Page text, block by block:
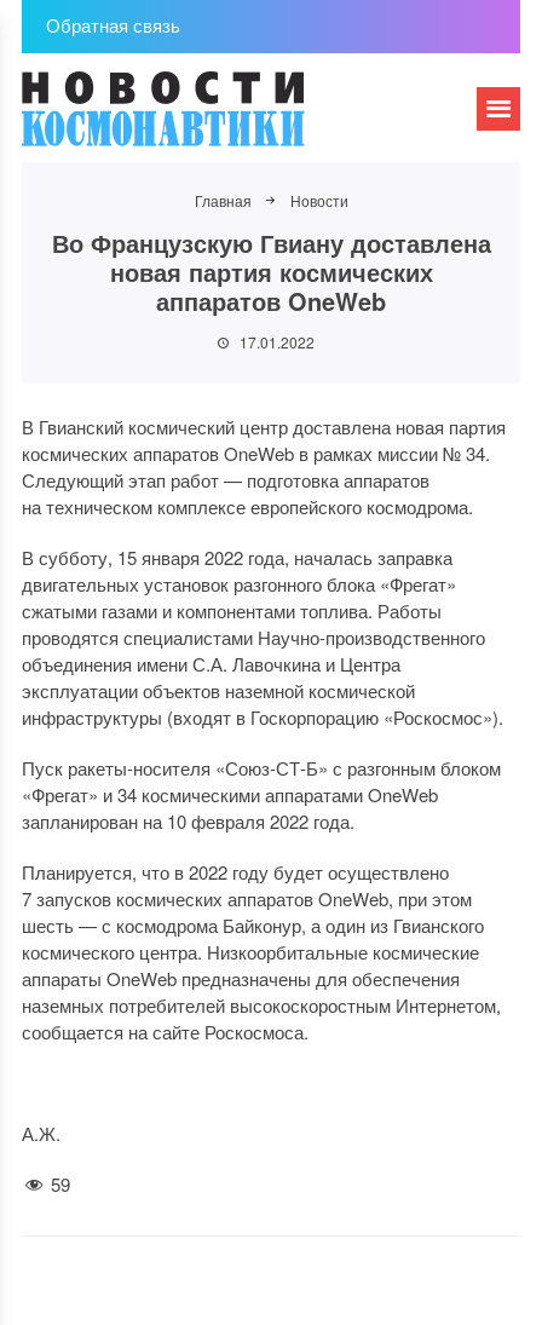
Обратная связь
Главная Новости
Во Французскую Гвиану доставлена
новая партия космических
аппаратов OneWeb
17.01.2022
В Гвианский космический центр доставлена новая партия
космических аппаратов OneWeb в рамках миссии № 34.
Следующий этап работ — подготовка аппаратов
на техническом комплексе европейского космодрома.
В субботу, 15 января 2022 года, началась заправка
двигательных установок разгонного блока «Фрегат»
сжатыми газами и компонентами топлива. Работы
проводятся специалистами Научно-производственного
объединения имени С.А. Лавочкина и Центра
эксплуатации объектов наземной космической
инфраструктуры (входят в Госкорпорацию «Роскосмос»).
Пуск ракеты-носителя «Союз-СТ-Б» с разгонным блоком
«Фрегат» и 34 космическими аппаратами OneWeb
запланирован на 10 февраля 2022 года.
Планируется, что в 2022 году будет осуществлено
7 запусков космических аппаратов OneWeb, при этом
шесть — с космодрома Байконур, а один из Гвианского
космического центра. Низкоорбитальные космические
аппараты OneWeb предназначены для обеспечения
наземных потребителей высокоскоростным Интернетом,
сообщается на сайте Роскосмоса.
А.Ж.
59